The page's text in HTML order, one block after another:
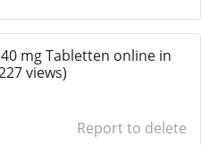
mg Tabletten online in
views)
Report to delete